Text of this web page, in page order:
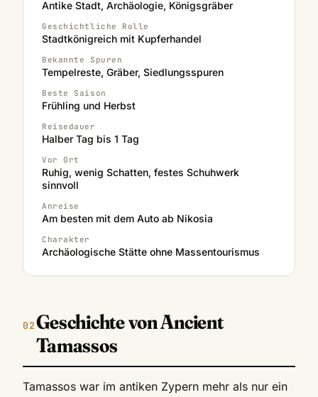
Antike Stadt, Archäologie, Königsgräber
Geschichtliche Rolle
Stadtkönigreich mit Kupferhandel
Bekannte Spuren
Tempelreste, Gräber, Siedlungsspuren
Beste Saison
Frühling und Herbst
Reisedauer
Halber Tag bis 1 Tag
Vor Ort
Ruhig, wenig Schatten, festes Schuhwerk
sinnvoll
Anreise
Am besten mit dem Auto ab Nikosia
Charakter
Archäologische Stätte ohne Massentourismus
Geschichte von Ancient
Tamassos
Tamassos war im antiken Zypern mehr als nur ein